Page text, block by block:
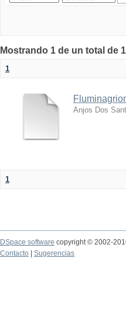
Mostrando 1 de un total
1
Anjos Dos
1
DSpace software copyright © 2002-
Contacto
Sugerencias